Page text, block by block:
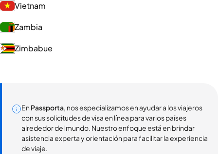
Vietnam
Zambia
Zimbabue
En Passporta, nos especializamos en ayudar a los viajeros
con sus solicitudes de visa en línea para varios países
alrededor del mundo. Nuestro enfoque está en brindar
asistencia experta y orientación para facilitar la experiencia
de viaje.